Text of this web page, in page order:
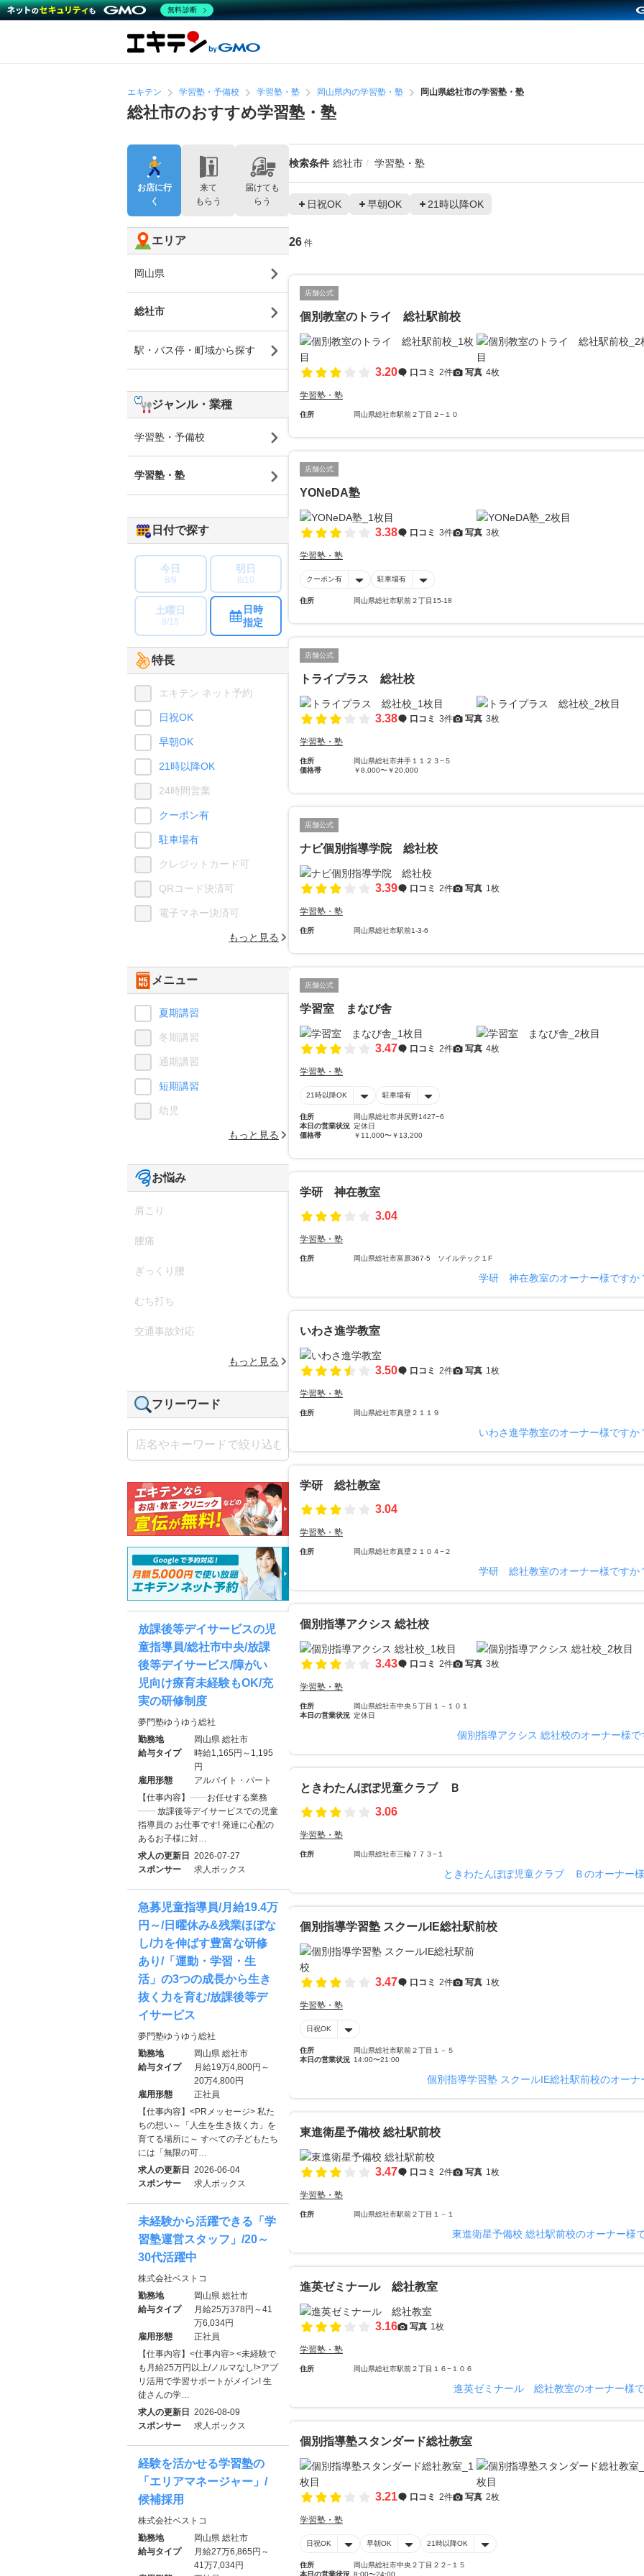
エキテン 学習塾・予備校 学習塾・塾 岡山県内の学習塾・塾 岡山県総社市の学習塾・塾
総社市のおすすめ学習塾・塾
検索条件 総社市 学習塾・塾
日祝OK 早朝OK 21時以降OK
26 件
店舗公式
個別教室のトライ 総社駅前校
3.20 口コミ 2件 写真 4枚
学習塾・塾
住所 岡山県総社市駅前２丁目２−１０
店舗公式
YONeDA塾
3.38 口コミ 3件 写真 3枚
学習塾・塾
クーポン有 駐車場有
住所 岡山県総社市駅前２丁目15-18
店舗公式
トライプラス 総社校
3.38 口コミ 3件 写真 3枚
学習塾・塾
住所
岡山県総社市井手１１２３−５
価格帯
￥8,000〜￥20,000
店舗公式
ナビ個別指導学院 総社校
3.39 口コミ 2件 写真 1枚
学習塾・塾
住所 岡山県総社市駅前1-3-6
店舗公式
学習室 まなび舎
3.47 口コミ 2件 写真 4枚
学習塾・塾
21時以降OK 駐車場有
住所
岡山県総社市井尻野1427−6
本日の営業状況 定休日
価格帯
￥11,000〜￥13,200
学研 神在教室
3.04
学習塾・塾
住所 岡山県総社市富原367-5 ソイルテック１F
学研 神在教室のオーナー様ですか
いわさ進学教室
3.50 口コミ 2件 写真 1枚
学習塾・塾
住所 岡山県総社市真壁２１１９
いわさ進学教室のオーナー様ですか
学研 総社教室
3.04
学習塾・塾
住所 岡山県総社市真壁２１０４−２
学研 総社教室のオーナー様ですか
個別指導アクシス 総社校
3.43 口コミ 2件 写真 3枚
学習塾・塾
住所
岡山県総社市中央５丁目１－１０１
本日の営業状況 定休日
個別指導アクシス 総社校のオーナー様で
ときわたんぽぽ児童クラブ Ｂ
3.06
学習塾・塾
住所 岡山県総社市三輪７７３−１
ときわたんぽぽ児童クラブ Ｂのオーナー
個別指導学習塾 スクールIE総社駅前校
3.47 口コミ 2件 写真 1枚
学習塾・塾
日祝OK
住所
岡山県総社市駅前２丁目１－５
本日の営業状況 14:00〜21:00
個別指導学習塾 スクールIE総社駅前校のオーナ
東進衛星予備校 総社駅前校
3.47 口コミ 2件 写真 1枚
学習塾・塾
住所 岡山県総社市駅前２丁目１－１
東進衛星予備校 総社駅前校のオーナー様
進英ゼミナール 総社教室
3.16 写真 1枚
学習塾・塾
住所 岡山県総社市駅前２丁目１６−１０６
進英ゼミナール 総社教室のオーナー様
個別指導塾スタンダード総社教室
3.21 口コミ 2件 写真 2枚
学習塾・塾
日祝OK 早朝OK 21時以降OK
住所
岡山県総社市中央２丁目２２−１５
本日の営業状況 8:00〜24:00
お店に行
く
来て
もらう
届けても
らう
エリア
岡山県
総社市
駅・バス停・町域から探す
ジャンル・業種
学習塾・予備校
学習塾・塾
日付で探す
今日
8/9
明日
8/10
土曜日
8/15
日時
指定
特長
エキテン ネット予約
日祝OK
早朝OK
21時以降OK
24時間営業
クーポン有
駐車場有
クレジットカード可
QRコード決済可
電子マネー決済可
もっと見る
メニュー
夏期講習
冬期講習
通期講習
短期講習
幼児
もっと見る
お悩み
肩こり
腰痛
ぎっくり腰
むち打ち
交通事故対応
もっと見る
フリーワード
放課後等デイサービスの児
童指導員/総社市中央/放課
後等デイサービス/障がい
児向け療育未経験もOK/充
実の研修制度
夢門塾ゆうゆう総社
勤務地
岡山県 総社市
給与タイプ
時給1,165円～1,195
円
雇用形態
アルバイト・パート
【仕事内容】┈┈お任せする業務
┈┈ 放課後等デイサービスでの児童
指導員の お仕事です! 発達に心配の
あるお子様に対…
求人の更新日 2026-07-27
スポンサー
求人ボックス
急募児童指導員/月給19.4万
円～/日曜休み&残業ほぼな
し/力を伸ばす豊富な研修
あり/「運動・学習・生
活」の3つの成長から生き
抜く力を育む/放課後等デ
イサービス
夢門塾ゆうゆう総社
勤務地
岡山県 総社市
給与タイプ
月給19万4,800円～
20万4,800円
雇用形態
正社員
【仕事内容】<PRメッセージ> 私た
ちの想い～「人生を生き抜く力」を
育てる場所に～ すべての子どもたち
には「無限の可…
求人の更新日 2026-06-04
スポンサー
求人ボックス
未経験から活躍できる「学
習塾運営スタッフ」/20～
30代活躍中
株式会社ベストコ
勤務地
岡山県 総社市
給与タイプ
月給25万378円～41
万6,034円
雇用形態
正社員
【仕事内容】<仕事内容> <未経験で
も月給25万円以上/ノルマなし!>アプ
リ活用で学習サポートがメイン! 生
徒さんの学…
求人の更新日 2026-08-09
スポンサー
求人ボックス
経験を活かせる学習塾の
「エリアマネージャー」/
候補採用
株式会社ベストコ
勤務地
岡山県 総社市
給与タイプ
月給27万6,865円～
41万7,034円
無料診断